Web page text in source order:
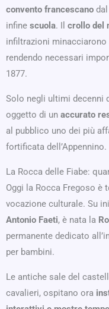
convento francescano
infine scuola. Il crollo del
infiltrazioni minacciarono
rendendo necessari
1877.
Solo negli ultimi decenni
oggetto di un accurato
al pubblico uno dei più
fortificata dell’Appennino.
La Rocca delle Fiabe:
Oggi la Rocca Fregoso è
vocazione culturale. Su
Antonio Faeti, è nata la
permanente dedicato
per bambini.
Le antiche sale del
cavalieri, ospitano ora